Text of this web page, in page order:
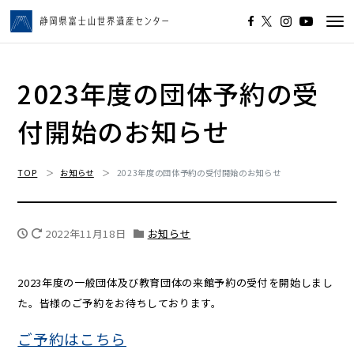
2023年度の団体予約の受
付開始のお知らせ
TOP お知らせ 2023年度の団体予約の受付開始のお知らせ
2022年11月18日 お知らせ
2023年度の一般団体及び教育団体の来館予約の受付を開始しまし
た。皆様のご予約をお待ちしております。
ご予約はこちら